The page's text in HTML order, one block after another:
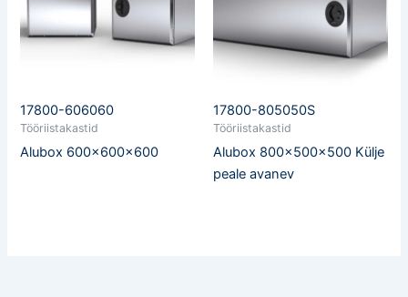
17800-606060
Tööriistakastid
Alubox 600x600x600
17800-805050S
Tööriistakastid
Alubox 800x500x500 Külje
peale avanev